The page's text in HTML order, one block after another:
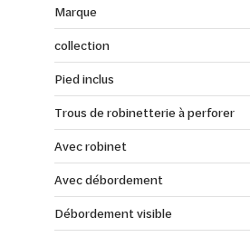
Marque
collection
Pied inclus
Trous de robinetterie à perforer
Avec robinet
Avec débordement
Débordement visible